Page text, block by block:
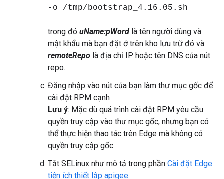
-o /tmp/bootstrap_4.16.05.sh
trong đó uName:pWord là tên người dùng và
mật khẩu mà bạn đặt ở trên kho lưu trữ đó và
remoteRepo là địa chỉ IP hoặc tên DNS của nút
repo.
Đăng nhập vào nút của bạn làm thư mục gốc để
cài đặt RPM cạnh
Lưu ý: Mặc dù quá trình cài đặt RPM yêu cầu
quyền truy cập vào thư mục gốc, nhưng bạn có
thể thực hiện thao tác trên Edge mà không có
quyền truy cập gốc.
Tắt SELinux như mô tả trong phần Cài đặt Edge
tiện ích thiết lập apigee.